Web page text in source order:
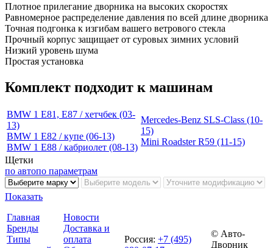
Плотное прилегание дворника на высоких скоростях
Равномерное распределение давления по всей длине дворника
Точная подгонка к изгибам вашего ветрового стекла
Прочный корпус защищает от суровых зимних условий
Низкий уровень шума
Простая установка
Комплект подходит к машинам
BMW 1 E81, E87 / хетчбек (03-
13)
BMW 1 E82 / купе (06-13)
BMW 1 E88 / кабриолет (08-13)
Mercedes-Benz SLS-Class (10-
15)
Mini Roadster R59 (11-15)
Щетки
по автопо параметрам
Показать
Главная
Бренды
Типы
Новости
Доставка и
оплата
Россия: +7 (495)
© Авто-
Дворник